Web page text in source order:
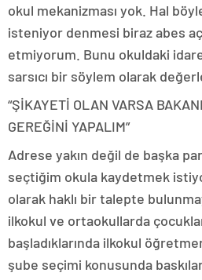
okul mekanizması yok. Hal
isteniyor denmesi biraz abes
etmiyorum. Bunu okuldaki
sarsıcı bir söylem olarak
“ŞİKAYETİ OLAN VARSA
GEREĞİNİ YAPALIM”
Adrese yakın değil de başka
seçtiğim okula kaydetmek
olarak haklı bir talepte
ilkokul ve ortaokullarda
başladıklarında ilkokul
şube seçimi konusunda